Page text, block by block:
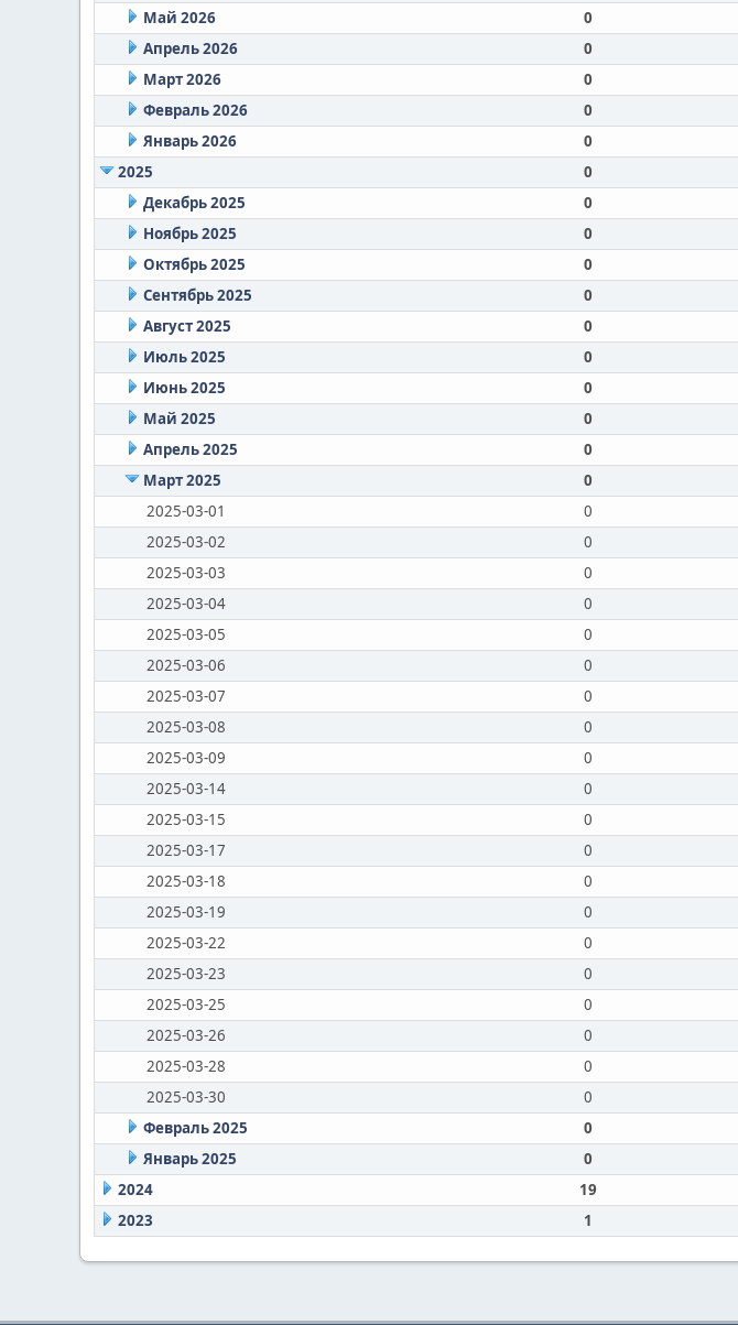
Май 2026
0
Апрель 2026
0
Март 2026
0
Февраль 2026
0
Январь 2026
0
2025
0
Декабрь 2025
0
Ноябрь 2025
0
Октябрь 2025
0
Сентябрь 2025
0
Август 2025
0
Июль 2025
0
Июнь 2025
0
Май 2025
0
Апрель 2025
0
Март 2025
0
2025-03-01
0
2025-03-02
0
2025-03-03
0
2025-03-04
0
2025-03-05
0
2025-03-06
0
2025-03-07
0
2025-03-08
0
2025-03-09
0
2025-03-14
0
2025-03-15
0
2025-03-17
0
2025-03-18
0
2025-03-19
0
2025-03-22
0
2025-03-23
0
2025-03-25
0
2025-03-26
0
2025-03-28
0
2025-03-30
0
Февраль 2025
0
Январь 2025
0
2024
19
2023
1